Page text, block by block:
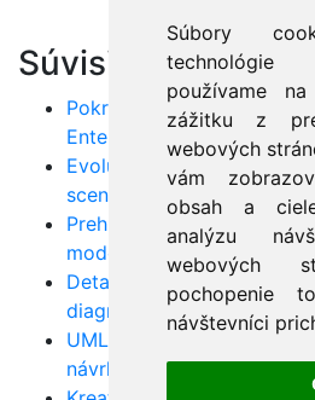
Súbory
používame
zážitku z
webových
vám
obsah a
analýzu
webových
pochopenie
návštevníci
Súvisiace články:
Pokročilé koncepty v
Enterprise Architect
Evolučný a iteratívny vývoj
scenáre
Prehľad CASE nástrojov:
modelovanie UML
Detailný návod na UML:
diagramov v praxi
UML modely CIM, PIM,
návrhu a vývoja